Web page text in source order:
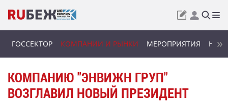
ГОССЕКТОР КОМПАНИИ И РЫНКИ МЕРОПРИЯТИЯ
КОМПАНИЮ "ЭНВИЖН ГРУП"
ВОЗГЛАВИЛ НОВЫЙ ПРЕЗИДЕНТ